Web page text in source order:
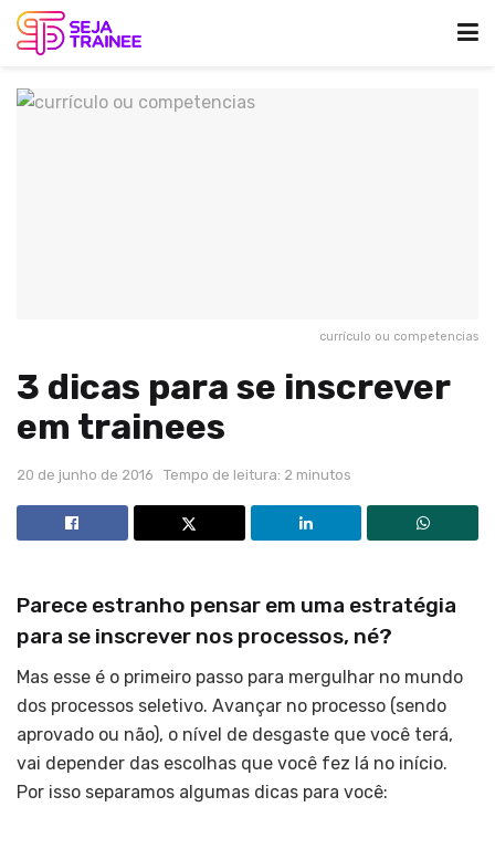
currículo ou competencias
3 dicas para se inscrever
em trainees
20 de junho de 2016 Tempo de leitura: 2 minutos
Parece estranho pensar em uma estratégia
para se inscrever nos processos, né?
Mas esse é o primeiro passo para mergulhar no mundo
dos processos seletivo. Avançar no processo (sendo
aprovado ou não), o nível de desgaste que você terá,
vai depender das escolhas que você fez lá no início.
Por isso separamos algumas dicas para você: